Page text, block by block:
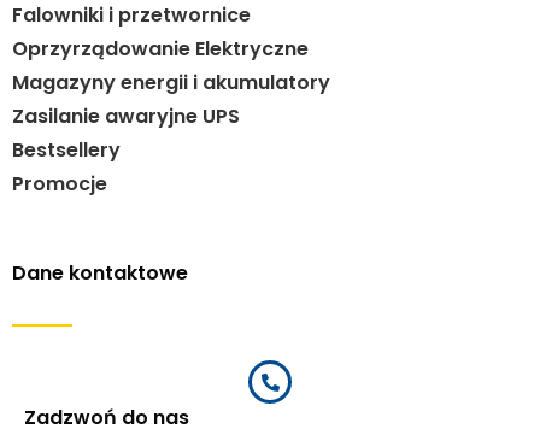
Falowniki i przetwornice
Oprzyrządowanie Elektryczne
Magazyny energii i akumulatory
Zasilanie awaryjne UPS
Bestsellery
Promocje
Dane kontaktowe
Zadzwoń do nas